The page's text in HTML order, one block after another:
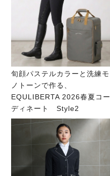
旬顔パステルカラーと洗練モ
ノトーンで作る、
EQULIBERTA 2026春夏コー
ディネート Style2